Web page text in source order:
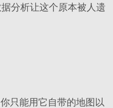
分析让这个原本被人遗
只能用它自带的地图以